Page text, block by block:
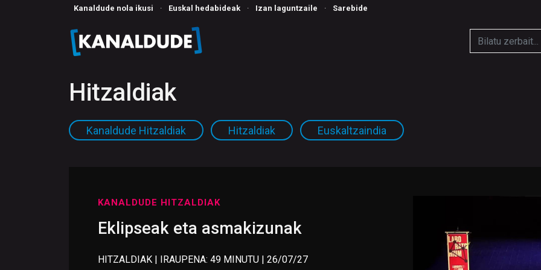
Kanaldude nola ikusi · Euskal hedabideak · Izan laguntzaile · Sarebide
Hitzaldiak
Kanaldude Hitzaldiak Hitzaldiak Euskaltzaindia
KANALDUDE HITZALDIAK
Eklipseak eta asmakizunak
HITZALDIAK | IRAUPENA: 49 MINUTU | 26/07/27